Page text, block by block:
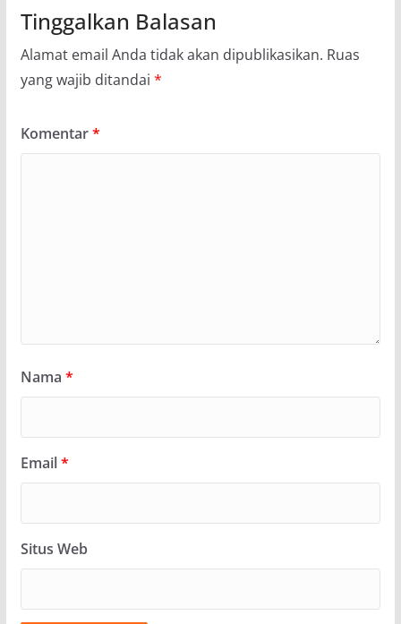
Tinggalkan Balasan
Alamat email Anda tidak akan dipublikasikan. Ruas
yang wajib ditandai *
Komentar*
Nama *
Email*
Situs Web